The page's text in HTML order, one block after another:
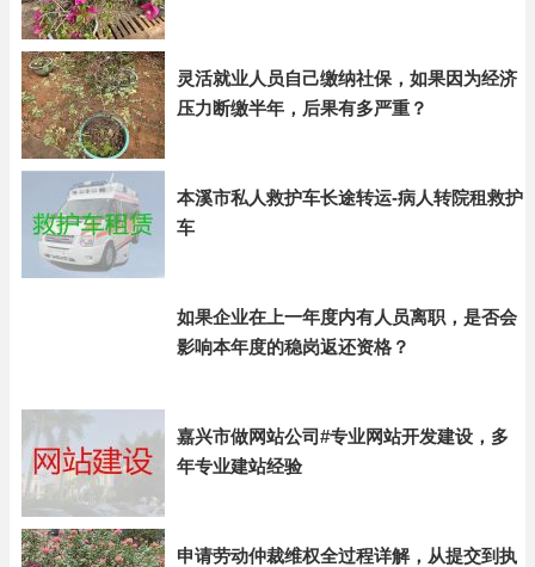
灵活就业人员自己缴纳社保，如果因为经济
压力断缴半年，后果有多严重？
本溪市私人救护车长途转运-病人转院租救护
车
如果企业在上一年度内有人员离职，是否会
影响本年度的稳岗返还资格？
嘉兴市做网站公司#专业网站开发建设，多
年专业建站经验
申请劳动仲裁维权全过程详解，从提交到执